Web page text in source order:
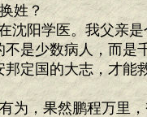
姓？
沈阳学医。我父亲
是少数病人，而是
定国的大志，才能
为，果然鹏程万里